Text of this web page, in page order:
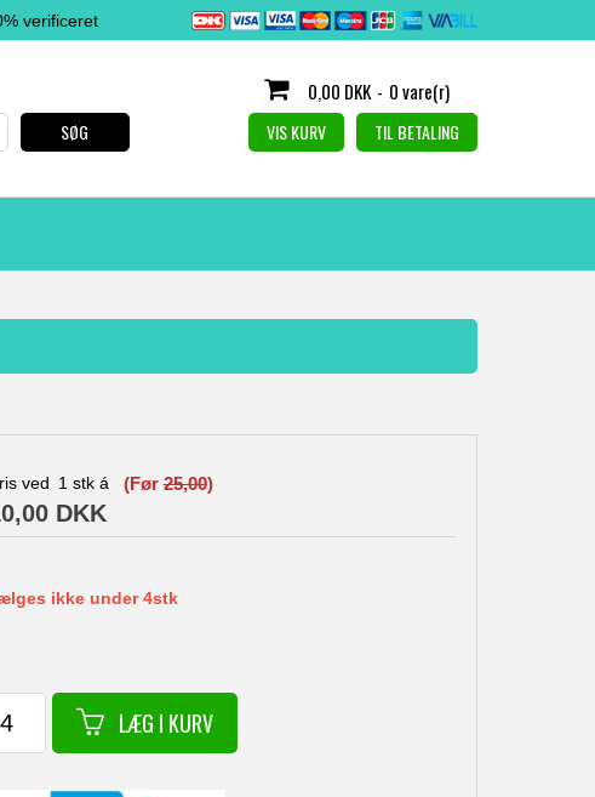
verificeret
0,00 DKK - 0 vare(r)
VIS KURV TIL BETALING
SØG
ved 1 stk á (Før25,00)
DKK
ikke under 4stk